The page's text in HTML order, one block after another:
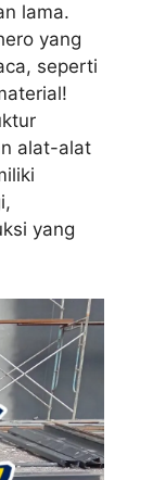
lama.
yang
seperti
alat-alat
yang